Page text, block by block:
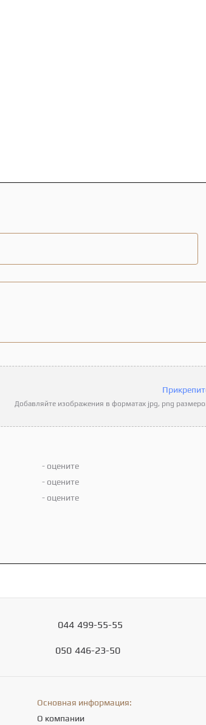
Добавляйте изображения в форматах jpg, png
- оцените
- оцените
- оцените
044 499-55-55
050 446-23-50
Основная информация:
О компании